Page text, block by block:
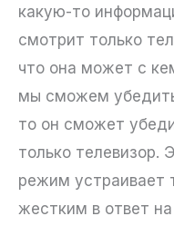
какую-то
смотрит только
что она может с
мы сможем
то он сможет
только телевизор.
режим устраивает
жестким в ответ